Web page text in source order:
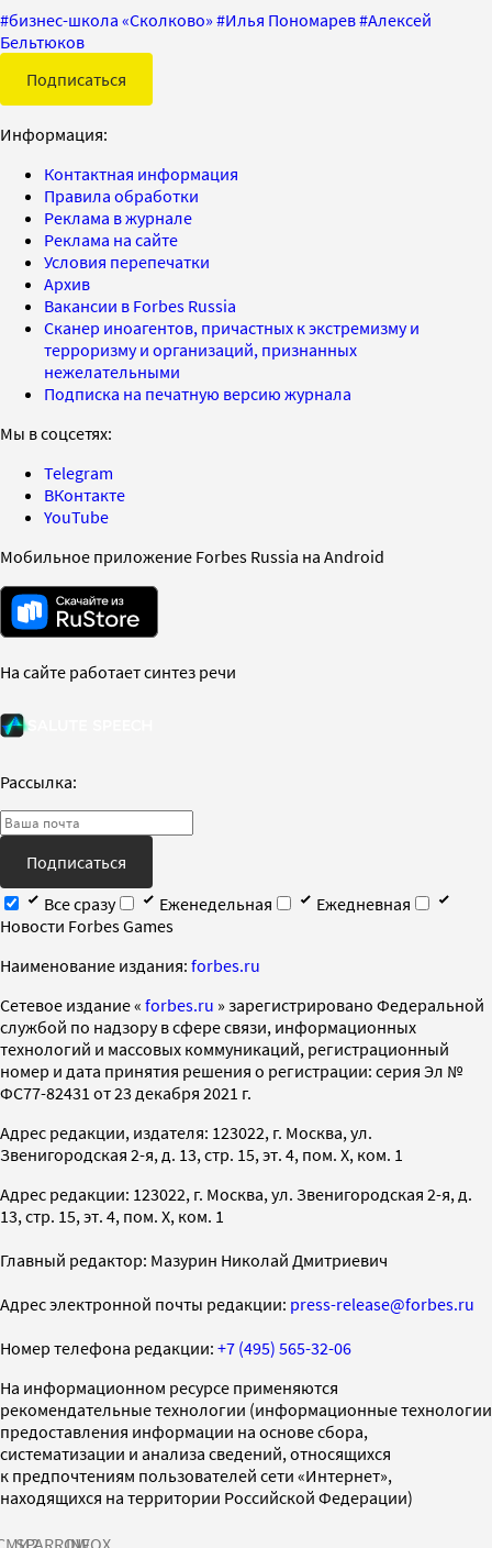
#бизнес-школа «Сколково» #Илья Пономарев#Алексей
Бельтюков
Подписаться
Информация:
Контактная информация
Правила обработки
Реклама в журнале
Реклама на сайте
Условия перепечатки
Архив
Вакансии в Forbes Russia
Сканер иноагентов, причастных к экстремизму и
терроризму и организаций, признанных
нежелательными
Подписка на печатную версию журнала
Мы в соцсетях:
Telegram
ВКонтакте
YouTube
Мобильное приложение Forbes Russia на Android
На сайте работает синтез речи
Рассылка:
Подписаться
Все сразу
Еженедельная
Ежедневная
Новости Forbes Games
Наименование издания: forbes.ru
Cетевое издание « forbes.ru » зарегистрировано Федеральной
службой по надзору в сфере связи, информационных
технологий и массовых коммуникаций, регистрационный
номер и дата принятия решения о регистрации: серия Эл №
ФС77-82431 от 23 декабря 2021 г.
Адрес редакции, издателя: 123022, г. Москва, ул.
Звенигородская 2-я, д. 13, стр. 15, эт. 4, пом. X, ком. 1
Адрес редакции: 123022, г. Москва, ул. Звенигородская 2-я, д.
13, стр. 15, эт. 4, пом. X, ком. 1
Главный редактор: Мазурин Николай Дмитриевич
Адрес электронной почты редакции: press-release@forbes.ru
Номер телефона редакции: +7 (495) 565-32-06
На информационном ресурсе применяются
рекомендательные технологии (информационные технологии
предоставления информации на основе сбора,
систематизации и анализа сведений, относящихся
к предпочтениям пользователей сети «Интернет»,
находящихся на территории Российской Федерации)
SPARROWINFOX